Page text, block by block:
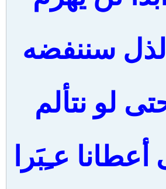
سننفضه
لو نتألم
عـِبَرا